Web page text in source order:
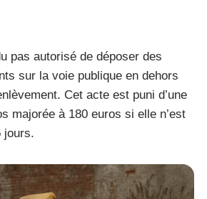
pas autorisé de déposer des
sur la voie publique en dehors
Cet acte est puni d’une
majorée à 180 euros si elle n’est
jours.